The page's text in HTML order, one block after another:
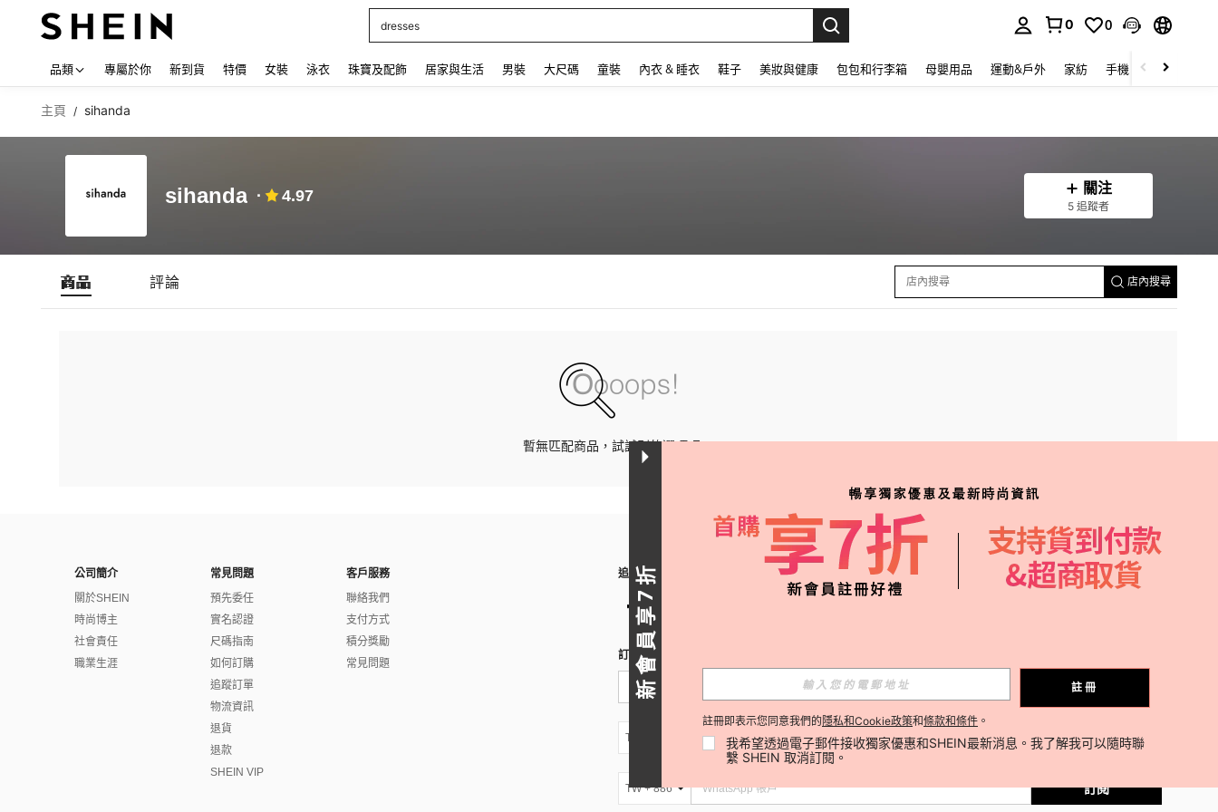
dresses
0 0
品類 專屬於你 新到貨 特價 女裝 泳衣 珠寶及配飾 居家與生活 男裝 大尺碼 童裝 內衣 & 睡衣 鞋子 美妝與健康 包包和行李箱 母嬰用品 運動&戶外 家紡 手機 & 手機配件
主頁 / sihanda
sihanda 4.97 關注
5 追蹤者
商品 評論 店內搜尋
暫無匹配商品，試試別的選項吧。
公司簡介
關於SHEIN
時尚博主
社會責任
職業生涯
常見問題
預先委任
實名認證
尺碼指南
如何訂購
追蹤訂單
物流資訊
退貨
退款
SHEIN VIP
客戶服務
聯絡我們
支付方式
積分獎勵
常見問題
追蹤我們
訂閱SHEIN電子報，搶先了解新品速遞、熱賣品補貨及優惠資訊！
訂閱
TW + 886 訂閱
TW + 886 訂閱
新會員享7折 註冊
註冊即表示您同意我們的 隱私和Cookie政策和條款和條件 。
我希望透過電子郵件接收獨家優惠和SHEIN最新消息。我了解我可以隨時聯
繫 SHEIN 取消訂閱。